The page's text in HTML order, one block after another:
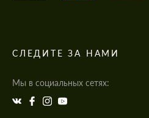
СЛЕДИТЕ ЗА НАМИ
Мы в социальных сетях: